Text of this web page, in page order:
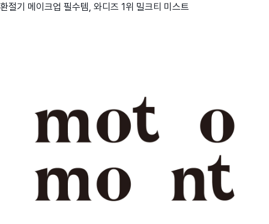
환절기 메이크업 필수템, 와디즈 1위 밀크티 미스트